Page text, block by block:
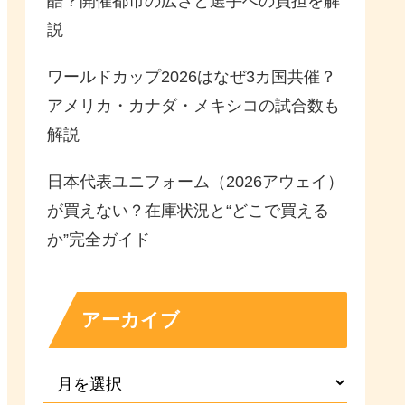
説
ワールドカップ2026はなぜ3カ国共催？
アメリカ・カナダ・メキシコの試合数も
解説
日本代表ユニフォーム（2026アウェイ）
が買えない？在庫状況と“どこで買える
か”完全ガイド
アーカイブ